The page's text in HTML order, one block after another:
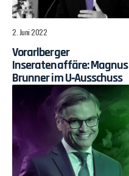
2. Juni 2022
Vorarlberger
Inseratenaffäre: Magnus
Brunner im U‑Ausschuss